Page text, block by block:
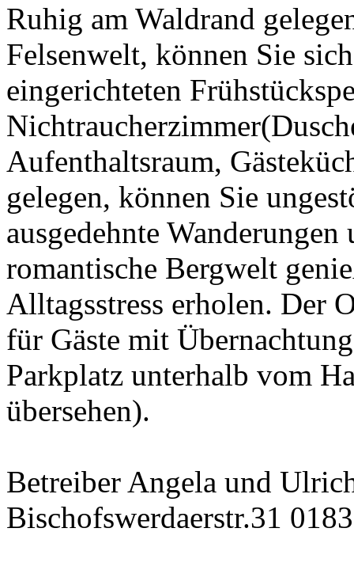
Ruhig am Waldrand
Felsenwelt, können Sie
eingerichteten
Aufenthaltsraum,
gelegen, können Sie
ausgedehnte
romantische Bergwelt
Alltagsstress erholen. Der
für Gäste mit
Parkplatz unterhalb vom
übersehen).
Betreiber Angela und
Bischofswerdaerstr.31